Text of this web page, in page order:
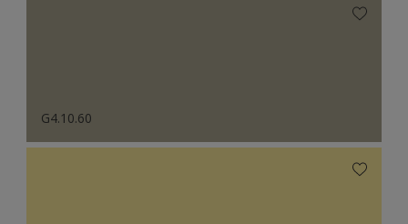
G4.10.60